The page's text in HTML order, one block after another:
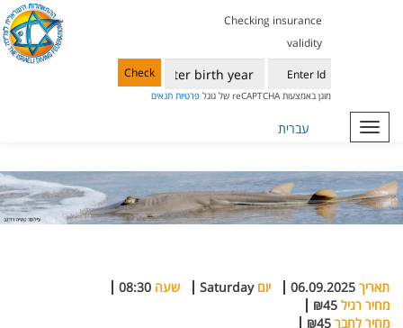
Checking insurance
validity
Check
מוגן באמצעות reCAPTCHA של גוגל פרטיות תנאים
Toggle
navigation
עברית
תאריך 06.09.2025 יוםSaturday שעה 08:30
מחיר רגיל ₪45
מחיר לחבר ₪45